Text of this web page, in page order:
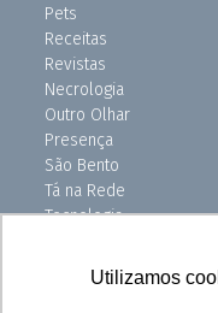
Utilizamos
Pets
Receitas
Revistas
Necrologia
Outro Olhar
Presença
São Bento
Tá na Rede
Tecnologia
Uniso Ciência